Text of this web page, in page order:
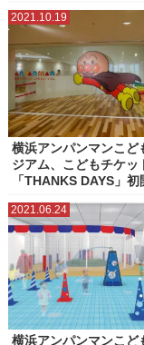
2021.10.19
横浜アンパンマンこど
ジアム、こどもチケッ
「THANKS DAYS」初
2021.06.24
横浜アンパンマンこど